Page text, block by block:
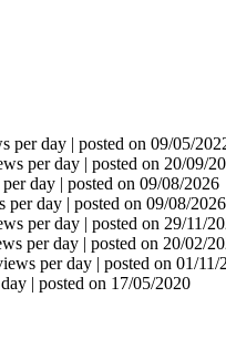
per day | posted on 09/05/
per day | posted on 20/09/
day | posted on 09/08/2026
per day | posted on 09/08/2026
per day | posted on 29/11/
per day | posted on 20/02/
per day | posted on 01/11/
| posted on 17/05/2020